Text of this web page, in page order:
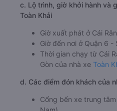
c. Lộ trình, giờ khởi hành và
Toàn Khải
Giờ xuất phát ở Cái
Giờ đến nơi ở Quận 6 -
Thời gian chạy từ Cái
Gòn của nhà xe Toàn
d. Các điểm đón khách của
Cổng bến xe trung